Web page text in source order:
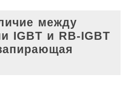
между
IGBT и RB-IGBT